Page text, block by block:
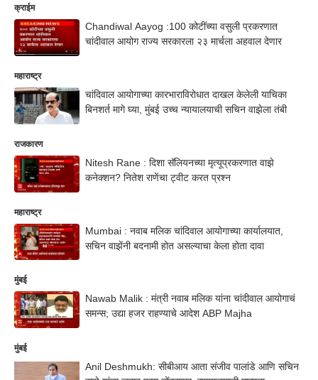
क्राईम
Chandiwal Aayog :100 कोटींच्या वसुली प्रकरणात
चांदीवाल आयोग राज्य सरकारला २३ मार्चला अहवाल देणार
महाराष्ट्र
चांदिवाल आयोगाच्या कारभाराविरोधात दाखल केलेली याचिका
बिनशर्त मागे घ्या, मुंबई उच्च न्यायालयाची सचिन वाझेला तंबी
राजकारण
Nitesh Rane : दिशा सॅलियनच्या मृत्यूप्रकरणात वाझे
कनेक्शन? नितेश राणेंचा ट्वीट करत प्रश्न
महाराष्ट्र
Mumbai : नवाब मलिक चांदिवाल आयोगाच्या कार्यालयात,
सचिन वाझेंनी बदनामी होत असल्याचा केला होता दावा
मुंबई
Nawab Malik : मंत्री नवाब मलिक यांना चांदीवाल आयोगाचं
समन्स; उद्या हजर राहण्याचे आदेश ABP Majha
मुंबई
Anil Deshmukh: सीबीआय आता संजीव पालांडे आणि सचिन